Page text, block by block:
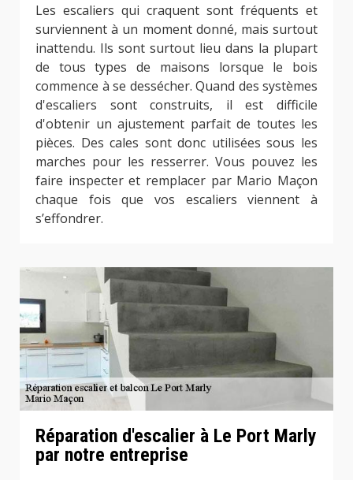
Les escaliers qui craquent sont fréquents et
surviennent à un moment donné, mais surtout
inattendu. Ils sont surtout lieu dans la plupart
de tous types de maisons lorsque le bois
commence à se dessécher. Quand des systèmes
d'escaliers sont construits, il est difficile
d'obtenir un ajustement parfait de toutes les
pièces. Des cales sont donc utilisées sous les
marches pour les resserrer. Vous pouvez les
faire inspecter et remplacer par Mario Maçon
chaque fois que vos escaliers viennent à
s’effondrer.
Réparation d'escalier à Le Port Marly
par notre entreprise